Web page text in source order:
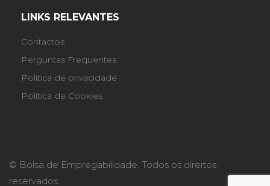
LINKS RELEVANTES
Contactos
Perguntas Frequentes
Política de privacidade
Política de Cookies
© Bolsa de Empregabilidade. Todos os direitos
reservados.